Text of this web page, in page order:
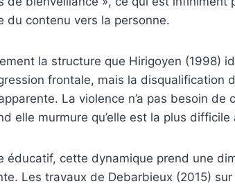
du contenu vers la personne.
la structure que Hirigoyen (1998)
frontale, mais la disqualification
La violence n’a pas besoin de
elle murmure qu’elle est la plus difficile
éducatif, cette dynamique prend une
Les travaux de Debarbieux (2015)